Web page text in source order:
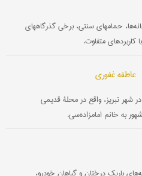
حمامهای سنتی، برخی گذرگاههای
متفاوت.
عاطفه غفوری
در شهر تبریز، واقع در محلۀ قدیمی
به خانم امامزاده‌سی.
باریک درختان و گیاهان خودرو،